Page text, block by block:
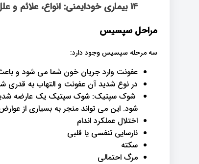
14 بیماری خودایمنی: انواع، علائم و علل
مراحل سپسیس
سه مرحله سپسیس وجود دارد:
عفونت وارد جریان خون شما می شود و
در نوع شدید آن عفونت و التهاب به قدری
شوک سپتیک: شوک سپتیک یک عارضه
شود. این می تواند منجر به بسیاری از
اختلال عملکرد اندام
نارسایی تنفسی یا قلبی
سکته
مرگ احتمالی